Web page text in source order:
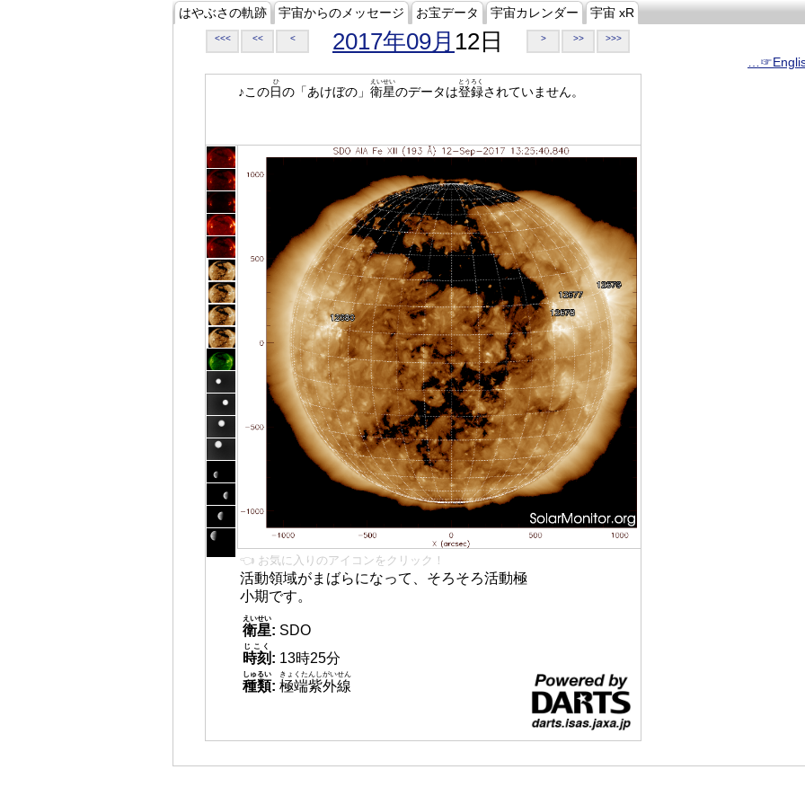
はやぶさの軌跡 宇宙からのメッセージ お宝データ 宇宙カレンダー 宇宙 xR
<<< << < 2017年09月 12日 > >> >>>
♪この日
ひ
の「あけぼの」 衛星
えいせい
のデータは登録
とうろく
されていません。
👈 お気に入りのアイコンをクリック！
活動領域がまばらになって、そろそろ活動極
小期です。
衛星
えいせい
: SDO
時刻
じこく
: 13時25分
種類
しゅるい
: 極端紫外線
きょくたんしがいせん